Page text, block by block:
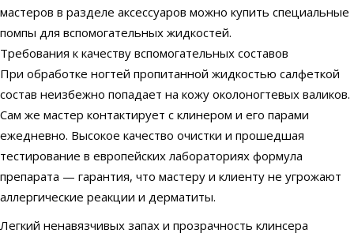
мастеров в разделе аксессуаров можно купить специальные
помпы для вспомогательных жидкостей.
Требования к качеству вспомогательных составов
При обработке ногтей пропитанной жидкостью салфеткой
состав неизбежно попадает на кожу околоногтевых валиков.
Сам же мастер контактирует с клинером и его парами
ежедневно. Высокое качество очистки и прошедшая
тестирование в европейских лабораториях формула
препарата — гарантия, что мастеру и клиенту не угрожают
аллергические реакции и дерматиты.
Легкий ненавязчивых запах и прозрачность клинсера